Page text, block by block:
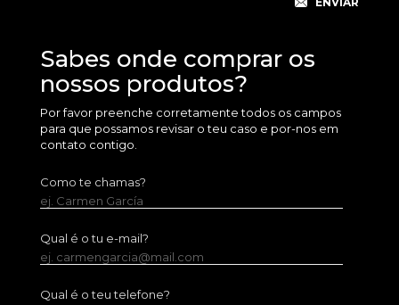
Sabes onde comprar os
nossos produtos?
Por favor preenche corretamente todos os campos
para que possamos revisar o teu caso e por-nos em
contato contigo.
Como te chamas?
ej. Carmen García
Qual é o tu e-mail?
ej. carmengarcia@mail.com
Qual é o teu telefone?